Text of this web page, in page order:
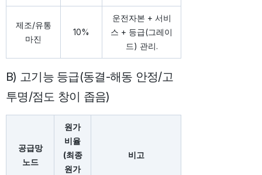
제조/유통
마진
10%
운전자본 + 서비
스 + 등급(그레이
드) 관리.
B) 고기능 등급(동결-해동 안정/고
투명/점도 창이 좁음)
공급망
노드
원가
비율
(최종
원가
비고